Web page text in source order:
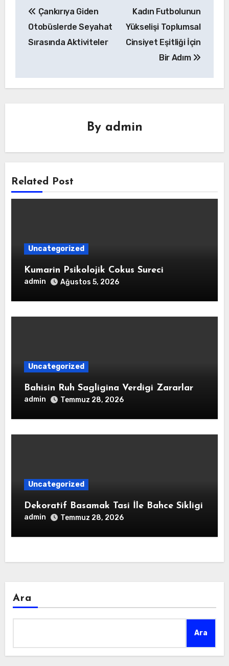
gezinmesi
Çankırıya Giden
Otobüslerde Seyahat
Sırasında Aktiviteler
Kadın Futbolunun
Yükselişi Toplumsal
Cinsiyet Eşitliği İçin
Bir Adım
By admin
Related Post
Uncategorized
Kumarin Psikolojik Cokus Sureci
admin Ağustos 5, 2026
Uncategorized
Bahisin Ruh Sagligina Verdigi Zararlar
admin Temmuz 28, 2026
Uncategorized
Dekoratif Basamak Tasi İle Bahce Sikligi
admin Temmuz 28, 2026
Ara
Ara